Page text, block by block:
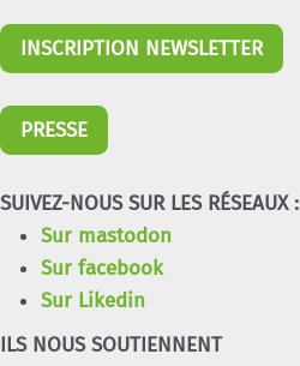
INSCRIPTION NEWSLETTER
PRESSE
SUIVEZ-NOUS SUR LES RÉSEAUX :
Sur mastodon
Sur facebook
Sur Likedin
ILS NOUS SOUTIENNENT